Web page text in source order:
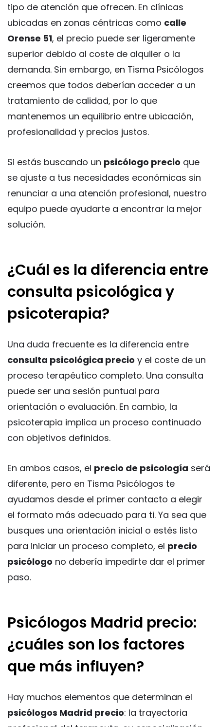
tipo de atención que ofrecen. En clínicas
ubicadas en zonas céntricas como calle
Orense 51, el precio puede ser ligeramente
superior debido al coste de alquiler o la
demanda. Sin embargo, en Tisma Psicólogos
creemos que todos deberían acceder a un
tratamiento de calidad, por lo que
mantenemos un equilibrio entre ubicación,
profesionalidad y precios justos.
Si estás buscando un psicólogo precio que
se ajuste a tus necesidades económicas sin
renunciar a una atención profesional, nuestro
equipo puede ayudarte a encontrar la mejor
solución.
¿Cuál es la diferencia entre
consulta psicológica y
psicoterapia?
Una duda frecuente es la diferencia entre
consulta psicológica precio y el coste de un
proceso terapéutico completo. Una consulta
puede ser una sesión puntual para
orientación o evaluación. En cambio, la
psicoterapia implica un proceso continuado
con objetivos definidos.
En ambos casos, el precio de psicología será
diferente, pero en Tisma Psicólogos te
ayudamos desde el primer contacto a elegir
el formato más adecuado para ti. Ya sea que
busques una orientación inicial o estés listo
para iniciar un proceso completo, el precio
psicólogo no debería impedirte dar el primer
paso.
Psicólogos Madrid precio:
¿cuáles son los factores
que más influyen?
Hay muchos elementos que determinan el
psicólogos Madrid precio: la trayectoria